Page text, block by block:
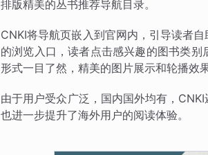
排版精美的丛书推荐导航目录。
CNKI将导航页嵌入到官网内，引导读者
的浏览入口，读者点击感兴趣的图书类
形式一目了然，精美的图片展示和轮播效
由于用户受众广泛，国内国外均有，
也进一步提升了海外用户的阅读体验。